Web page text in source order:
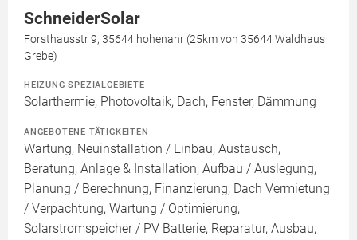
SchneiderSolar
Forsthausstr 9, 35644 hohenahr (25km von 35644 Waldhaus
Grebe)
HEIZUNG SPEZIALGEBIETE
Solarthermie, Photovoltaik, Dach, Fenster, Dämmung
ANGEBOTENE TÄTIGKEITEN
Wartung, Neuinstallation / Einbau, Austausch,
Beratung, Anlage & Installation, Aufbau / Auslegung,
Planung / Berechnung, Finanzierung, Dach Vermietung
/ Verpachtung, Wartung / Optimierung,
Solarstromspeicher / PV Batterie, Reparatur, Ausbau,